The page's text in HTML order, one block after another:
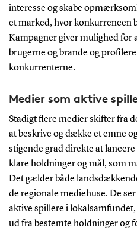
interesse og skabe
et marked, hvor konkurrencen
Kampagner giver mulighed for
brugerne og brande og
konkurrenterne.
Medier som aktive
Stadigt flere medier skifter fra
at beskrive og dække et emne
stigende grad direkte at
klare holdninger og mål, som
Det gælder både
de regionale mediehuse. De
aktive spillere i
ud fra bestemte holdninger og